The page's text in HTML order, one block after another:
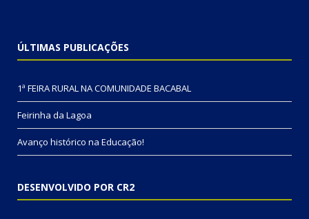
ÚLTIMAS PUBLICAÇÕES
1ª FEIRA RURAL NA COMUNIDADE BACABAL
Feirinha da Lagoa
Avanço histórico na Educação!
DESENVOLVIDO POR CR2